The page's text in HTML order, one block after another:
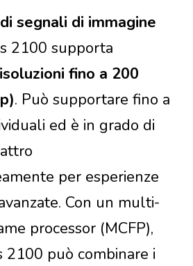
segnali di immagine
2100 supporta
fino a 200
. Può supportare fino a
ed è in grado di
per esperienze
Con un multi-
processor (MCFP),
2100 può combinare i